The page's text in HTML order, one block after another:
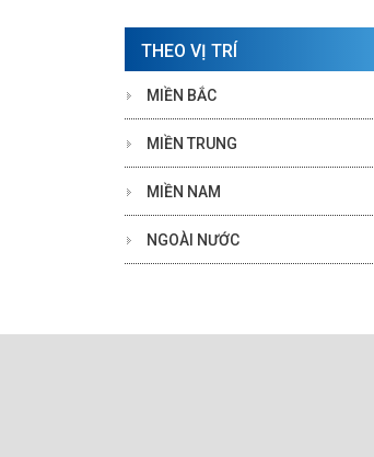
THEO VỊ TRÍ
MIỀN BẮC
MIỀN TRUNG
MIỀN NAM
NGOÀI NƯỚC